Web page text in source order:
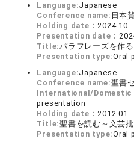
Language:Japanese
Conference name: 日本
Holding date：2024.10
Presentation date：
Title:パラフレーズを作る
Presentation type:Oral
Language:Japanese
Conference name:聖書
International/
presentation
Holding date：2012.01
Title:聖書を読む～文芸
Presentation type:Oral